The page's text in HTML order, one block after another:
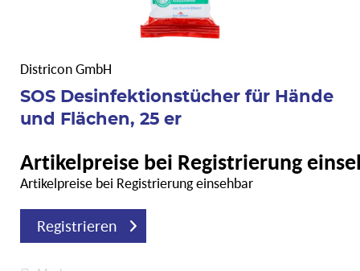
Districon GmbH
SOS Desinfektionstücher für Hände
und Flächen, 25 er
Artikelpreise bei Registrierung
Artikelpreise bei Registrierung einsehbar
Registrieren